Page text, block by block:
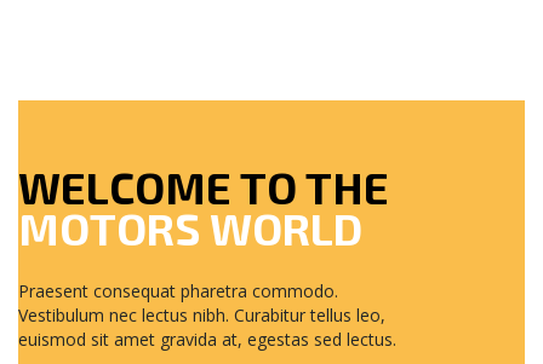
WELCOME TO THE
MOTORS WORLD
Praesent consequat pharetra commodo.
Vestibulum nec lectus nibh. Curabitur tellus leo,
euismod sit amet gravida at, egestas sed lectus.